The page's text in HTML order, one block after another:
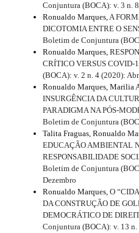
Conjuntura (BOCA): v. 3 n.
Ronualdo Marques,A
DICOTOMIA ENTRE O
Boletim de Conjuntura
Ronualdo Marques,
CRÍTICO VERSUS COVID-
(BOCA): v. 2 n. 4 (2020):
Ronualdo Marques, Marilia
INSURGÊNCIA DA
PARADIGMA NA PÓS-
Boletim de Conjuntura
Talita Fraguas, Ronualdo
EDUCAÇÃO AMBIENTAL
RESPONSABILIDADE
Boletim de Conjuntura
Dezembro
Ronualdo Marques, O
DA CONSTRUÇÃO DE
DEMOCRÁTICO DE
Conjuntura (BOCA): v. 13